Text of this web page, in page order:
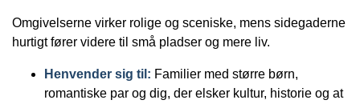
Omgivelserne virker rolige og sceniske, mens sidegaderne
hurtigt fører videre til små pladser og mere liv.
Henvender sig til: Familier med større børn,
romantiske par og dig, der elsker kultur, historie og at